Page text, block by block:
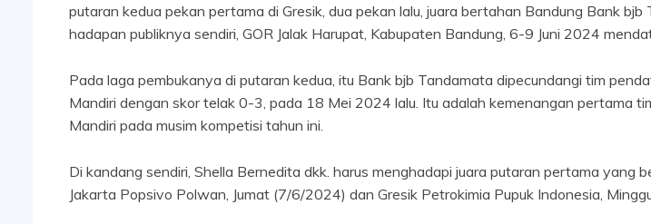
putaran kedua pekan pertama di Gresik, dua pekan lalu, juara bertahan Bandung Bank bjb
hadapan publiknya sendiri, GOR Jalak Harupat, Kabupaten Bandung, 6-9 Juni 2024
Pada laga pembukanya di putaran kedua, itu Bank bjb Tandamata dipecundangi tim
Mandiri dengan skor telak 0-3, pada 18 Mei 2024 lalu. Itu adalah kemenangan pertama
Mandiri pada musim kompetisi tahun ini.
Di kandang sendiri, Shella Bernedita dkk. harus menghadapi juara putaran pertama yang
Jakarta Popsivo Polwan, Jumat (7/6/2024) dan Gresik Petrokimia Pupuk Indonesia,